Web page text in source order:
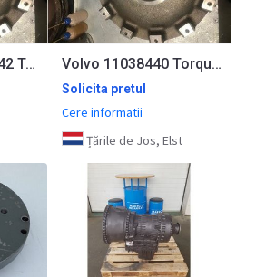
Volvo voe 11038442 Torque converter A25 A30 A35 A40 (D) Volvo 11038440 Torque converter A25 A30 A35 A40 (D)
Solicita pretul
Cere informatii
Țările de Jos, Elst